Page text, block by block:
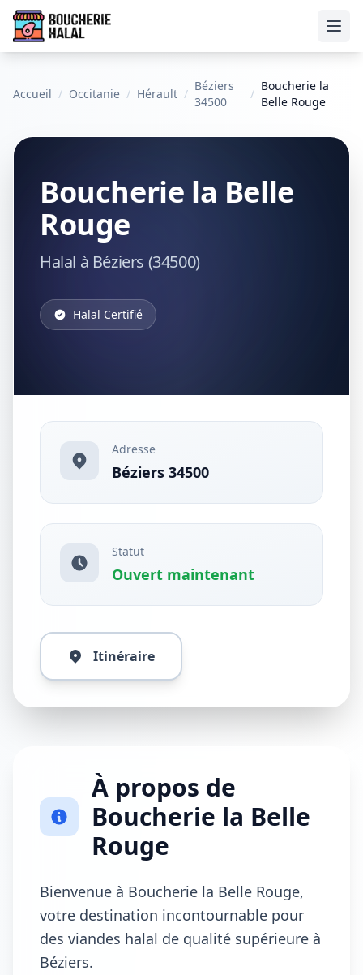
Accueil / Occitanie / Hérault /
Béziers
34500
/
Boucherie la
Belle Rouge
Boucherie la Belle
Rouge
Halal à Béziers (34500)
Halal Certifié
Adresse
Béziers 34500
Statut
Ouvert maintenant
Itinéraire
À propos de
Boucherie la Belle
Rouge
Bienvenue à Boucherie la Belle Rouge,
votre destination incontournable pour
des viandes halal de qualité supérieure à
Béziers.